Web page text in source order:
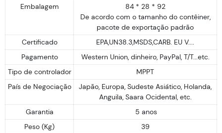
Embalagem
84 * 28 * 92
De acordo com o tamanho do contêiner,
pacote de exportação padrão
Certificado
EPA,UN38.3,MSDS,CARB. EU V....
Pagamento
Western Union, dinheiro, PayPal, T/T...etc.
Tipo de controlador
MPPT
País de Negociação
Japão, Europa, Sudeste Asiático, Holanda,
Anguila, Saara Ocidental, etc.
Garantia
5 anos
Peso (Kg)
39